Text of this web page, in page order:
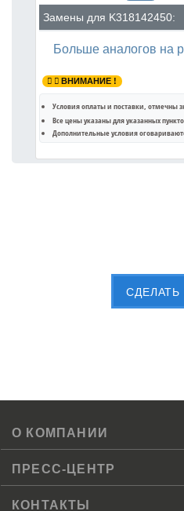
Замены для K318142450:
Больше аналогов на
ВНИМАНИЕ !
Условия оплаты и поставки, отмечны
Все цены указаны дляуказанных
Дополнительные условия
О КОМПАНИИ
ПРЕСС-ЦЕНТР
КОНТАКТЫ